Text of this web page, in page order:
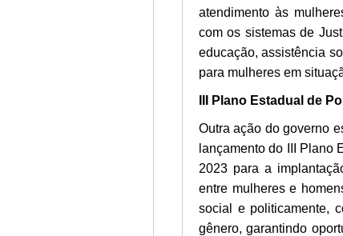
atendimento às
com os sistemas de
educação, assistência
para mulheres em
III Plano Estadual de
Outra ação do governo
lançamento do III Plano
2023 para a
entre mulheres e
social e politicamente,
gênero, garantindo